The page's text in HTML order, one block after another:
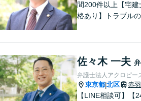
間200件以上【宅建
格あり】トラブルの
続・離婚・企業法務
ください。【板橋駅
佐々木 一夫
弁護士法人アクロピー
東京都|北区 赤
【LINE相談可】【